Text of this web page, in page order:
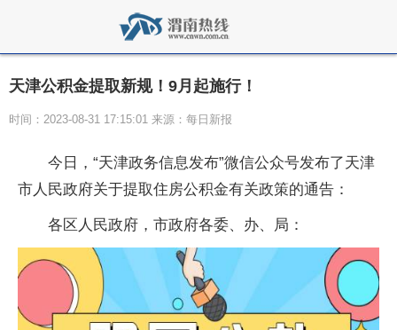
天津公积金提取新规！9月起施行！
时间：2023-08-31 17:15:01 来源：每日新报
今日，“天津政务信息发布”微信公众号发布了天津
市人民政府关于提取住房公积金有关政策的通告：
各区人民政府，市政府各委、办、局：